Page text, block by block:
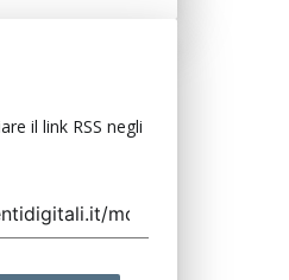
il link RSS negli